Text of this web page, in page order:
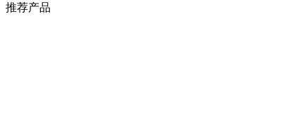
推荐产品